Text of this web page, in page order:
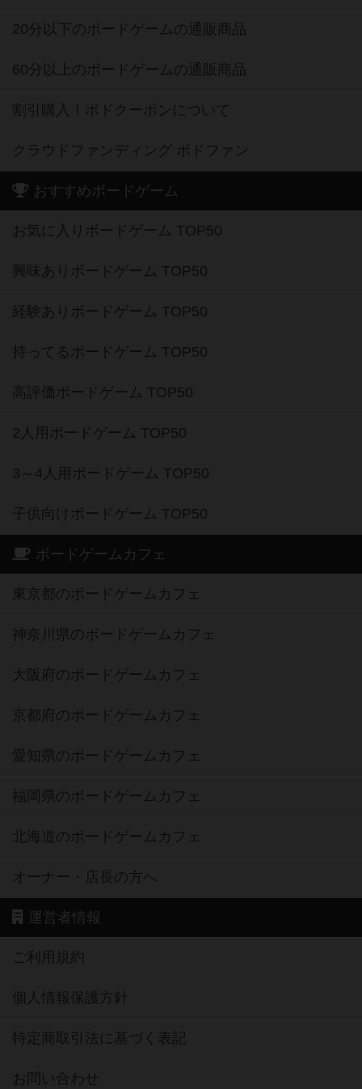
20分以下のボードゲームの通販商品
60分以上のボードゲームの通販商品
割引購入！ボドクーポンについて
クラウドファンディング ボドファン
おすすめボードゲーム
お気に入りボードゲーム TOP50
興味ありボードゲーム TOP50
経験ありボードゲーム TOP50
持ってるボードゲーム TOP50
高評価ボードゲーム TOP50
2人用ボードゲーム TOP50
3～4人用ボードゲーム TOP50
子供向けボードゲーム TOP50
ボードゲームカフェ
東京都のボードゲームカフェ
神奈川県のボードゲームカフェ
大阪府のボードゲームカフェ
京都府のボードゲームカフェ
愛知県のボードゲームカフェ
福岡県のボードゲームカフェ
北海道のボードゲームカフェ
オーナー・店長の方へ
運営者情報
ご利用規約
個人情報保護方針
特定商取引法に基づく表記
お問い合わせ